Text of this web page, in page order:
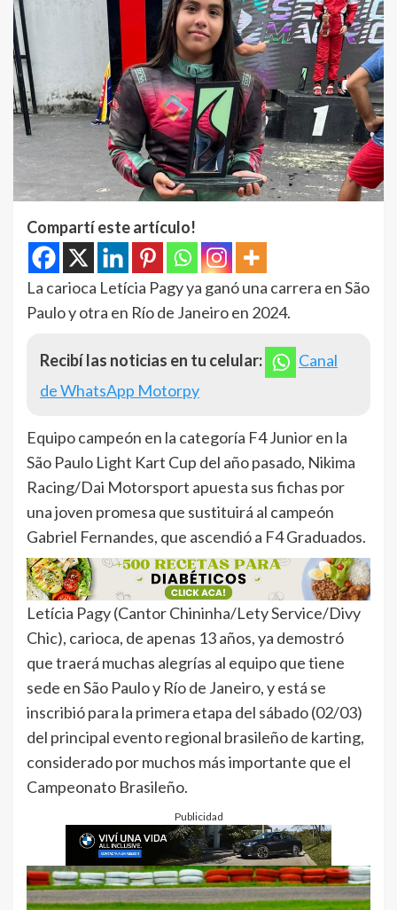
Compartí este artículo!
La carioca Letícia Pagy ya ganó una carrera en São
Paulo y otra en Río de Janeiro en 2024.
Recibí las noticias en tu celular:
Canal
de WhatsApp Motorpy
Equipo campeón en la categoría F4 Junior en la
São Paulo Light Kart Cup del año pasado, Nikima
Racing/Dai Motorsport apuesta sus fichas por
una joven promesa que sustituirá al campeón
Gabriel Fernandes, que ascendió a F4 Graduados.
Letícia Pagy (Cantor Chininha/Lety Service/Divy
Chic), carioca, de apenas 13 años, ya demostró
que traerá muchas alegrías al equipo que tiene
sede en São Paulo y Río de Janeiro, y está se
inscribió para la primera etapa del sábado (02/03)
del principal evento regional brasileño de karting,
considerado por muchos más importante que el
Campeonato Brasileño.
Publicidad